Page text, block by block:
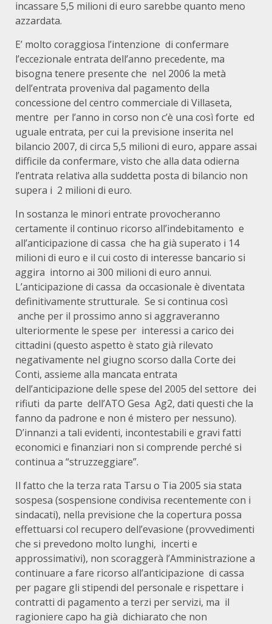
incassare 5,5 milioni di euro sarebbe quanto meno
azzardata.
E’ molto coraggiosa l’intenzione di confermare
l’eccezionale entrata dell’anno precedente, ma
bisogna tenere presente che nel 2006 la metà
dell’entrata proveniva dal pagamento della
concessione del centro commerciale di Villaseta,
mentre per l’anno in corso non c’è una così forte ed
uguale entrata, per cui la previsione inserita nel
bilancio 2007, di circa 5,5 milioni di euro, appare assai
difficile da confermare, visto che alla data odierna
l’entrata relativa alla suddetta posta di bilancio non
supera i 2 milioni di euro.
In sostanza le minori entrate provocheranno
certamente il continuo ricorso all’indebitamento e
all’anticipazione di cassa che ha già superato i 14
milioni di euro e il cui costo di interesse bancario si
aggira intorno ai 300 milioni di euro annui.
L’anticipazione di cassa da occasionale è diventata
definitivamente strutturale. Se si continua così
anche per il prossimo anno si aggraveranno
ulteriormente le spese per interessi a carico dei
cittadini (questo aspetto è stato già rilevato
negativamente nel giugno scorso dalla Corte dei
Conti, assieme alla mancata entrata
dell’anticipazione delle spese del 2005 del settore dei
rifiuti da parte dell’ATO Gesa Ag2, dati questi che la
fanno da padrone e non é mistero per nessuno).
D’innanzi a tali evidenti, incontestabili e gravi fatti
economici e finanziari non si comprende perché si
continua a “struzzeggiare”.
Il fatto che la terza rata Tarsu o Tia 2005 sia stata
sospesa (sospensione condivisa recentemente con i
sindacati), nella previsione che la copertura possa
effettuarsi col recupero dell’evasione (provvedimenti
che si prevedono molto lunghi, incerti e
approssimativi), non scoraggerà l’Amministrazione a
continuare a fare ricorso all’anticipazione di cassa
per pagare gli stipendi del personale e rispettare i
contratti di pagamento a terzi per servizi, ma il
ragioniere capo ha già dichiarato che non